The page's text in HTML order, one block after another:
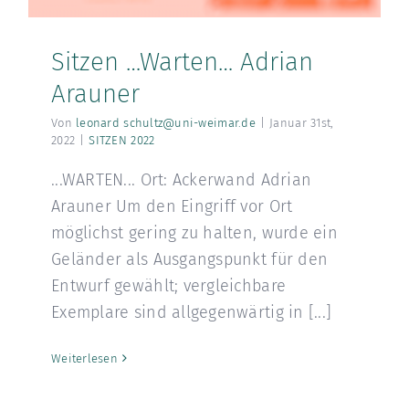
Sitzen …Warten… Adrian
Arauner
Von leonard schultz@uni-weimar.de
Januar 31st,
2022
SITZEN 2022
...WARTEN... Ort: Ackerwand Adrian
Arauner Um den Eingriff vor Ort
möglichst gering zu halten, wurde ein
Geländer als Ausgangspunkt für den
Entwurf gewählt; vergleichbare
Exemplare sind allgegenwärtig in [...]
Weiterlesen